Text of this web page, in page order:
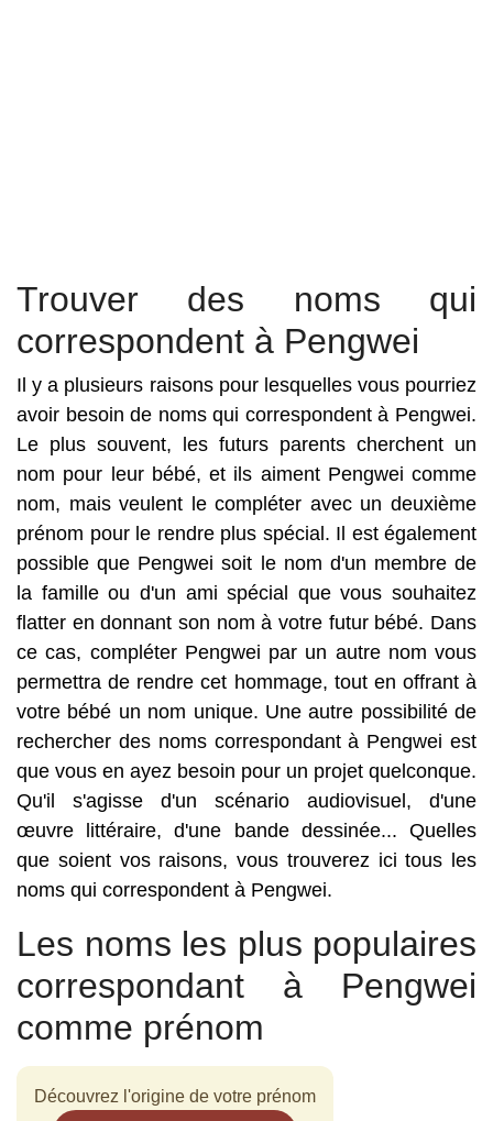
Trouver des noms qui
correspondent à Pengwei
Il y a plusieurs raisons pour lesquelles vous pourriez
avoir besoin de noms qui correspondent à Pengwei.
Le plus souvent, les futurs parents cherchent un
nom pour leur bébé, et ils aiment Pengwei comme
nom, mais veulent le compléter avec un deuxième
prénom pour le rendre plus spécial. Il est également
possible que Pengwei soit le nom d'un membre de
la famille ou d'un ami spécial que vous souhaitez
flatter en donnant son nom à votre futur bébé. Dans
ce cas, compléter Pengwei par un autre nom vous
permettra de rendre cet hommage, tout en offrant à
votre bébé un nom unique. Une autre possibilité de
rechercher des noms correspondant à Pengwei est
que vous en ayez besoin pour un projet quelconque.
Qu'il s'agisse d'un scénario audiovisuel, d'une
œuvre littéraire, d'une bande dessinée... Quelles
que soient vos raisons, vous trouverez ici tous les
noms qui correspondent à Pengwei.
Les noms les plus populaires
correspondant à Pengwei
comme prénom
Découvrez l'origine de votre prénom